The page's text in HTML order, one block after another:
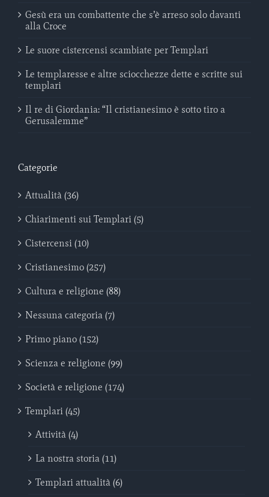
Gesù era un combattente che s’è arreso solo davanti
alla Croce
Le suore cistercensi scambiate per Templari
Le templaresse e altre sciocchezze dette e scritte sui
templari
Il re di Giordania: “Il cristianesimo è sotto tiro a
Gerusalemme”
Categorie
Attualità (36)
Chiarimenti sui Templari (5)
Cistercensi (10)
Cristianesimo (257)
Cultura e religione (88)
Nessuna categoria (7)
Primo piano (152)
Scienza e religione (99)
Società e religione (174)
Templari (45)
Attività (4)
La nostra storia (11)
Templari attualità (6)